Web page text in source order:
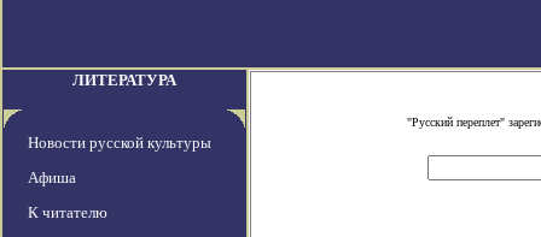
ЛИТЕРАТУРА
Новости русской культуры
Афиша
К читателю
"Русский переплет"